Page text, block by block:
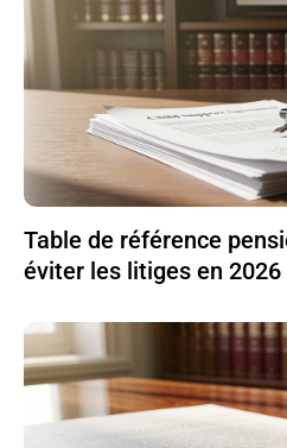
Table de référence
éviter les litiges en 2026